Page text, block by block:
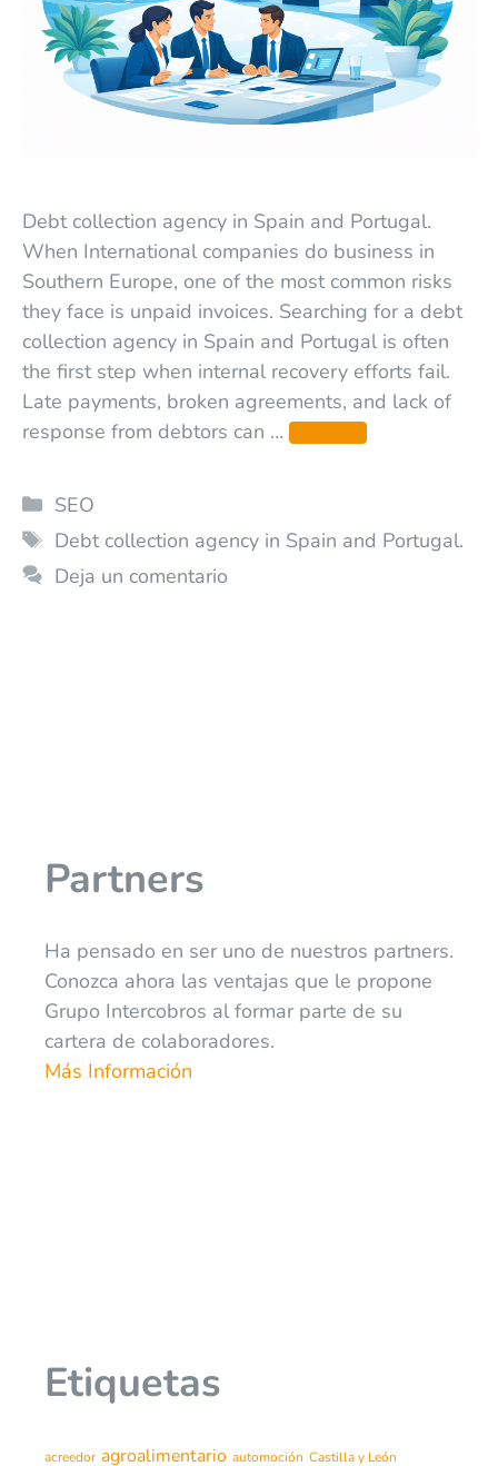
Debt collection agency in Spain and Portugal.
When International companies do business in
Southern Europe, one of the most common risks
they face is unpaid invoices. Searching for a debt
collection agency in Spain and Portugal is often
the first step when internal recovery efforts fail.
Late payments, broken agreements, and lack of
response from debtors can … Leer más
SEO
Debt collection agency in Spain and Portugal.
Deja un comentario
Partners
Ha pensado en ser uno de nuestros partners.
Conozca ahora las ventajas que le propone
Grupo Intercobros al formar parte de su
cartera de colaboradores.
Más Información
Etiquetas
acreedor agroalimentario automoción Castilla y León